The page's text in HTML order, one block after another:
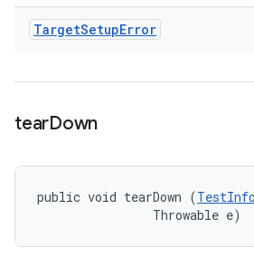
TargetSetupError
tearDown
public void tearDown (
                Throwable e)